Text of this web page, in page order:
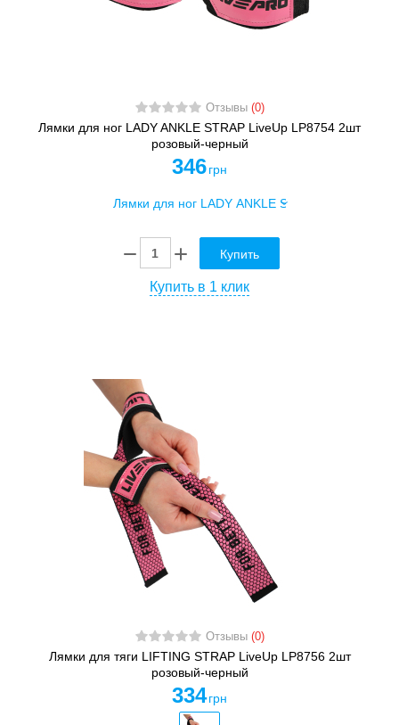
Отзывы (0)
Лямки для ног LADY ANKLE STRAP LiveUp LP8754 2шт
розовый-черный
346 грн
Купить
Купить в 1 клик
Отзывы (0)
Лямки для тяги LIFTING STRAP LiveUp LP8756 2шт
розовый-черный
334 грн